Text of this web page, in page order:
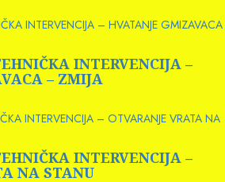
INTERVENCIJA – HVATANJE GMIZAVACA
INTERVENCIJA –
– ZMIJA
INTERVENCIJA – OTVARANJE VRATA NA
INTERVENCIJA –
NA STANU